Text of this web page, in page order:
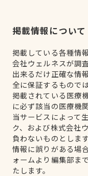
掲載情報について
掲載している各種情
会社ウェルネスが調
出来るだけ正確な情
全に保証するもので
掲載されている医療
に必ず該当の医療機
当サービスによって
ク、および株式会社
負わないものとします
情報に誤りがある場
ォームより編集部ま
たします。